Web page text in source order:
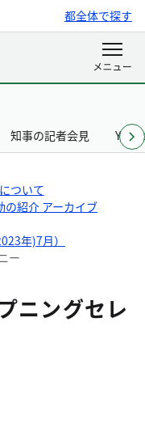
都全体で探す
知事の記者会見
ついて
の紹介 アーカイブ
年)7月）
ー
ニングセレ